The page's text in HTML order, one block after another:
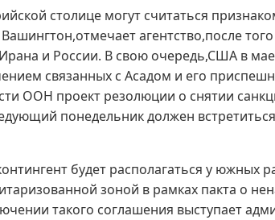
столице могут считаться
агентство,после
и России. В свою очередь,США в
связанных с Асадом и его
ООН проект резолюции о снятии
понедельник должен
будет располагаться у южных
зоной в рамках пакта о
такого соглашения выступает